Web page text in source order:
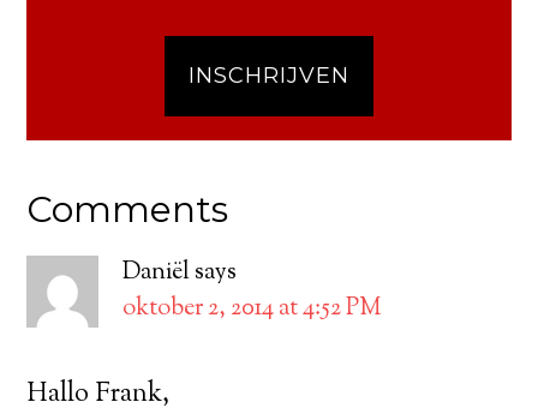
INSCHRIJVEN
Comments
Daniëlsays
oktober 2, 2014 at 4:52 PM
Hallo Frank,